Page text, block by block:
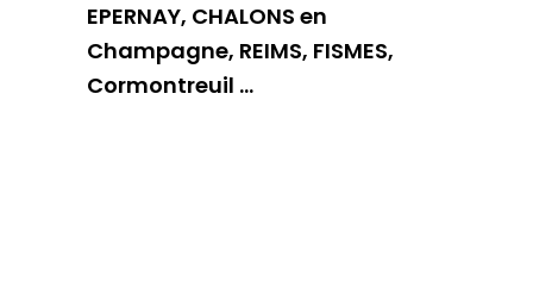
EPERNAY, CHALONS en
Champagne, REIMS, FISMES,
Cormontreuil ...